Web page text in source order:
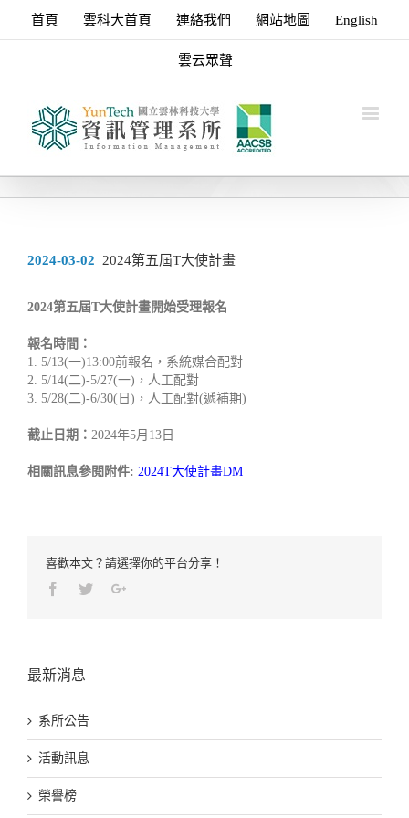
首頁 雲科大首頁 連絡我們 網站地圖 English
雲云眾聲
2024-03-02 2024第五屆T大使計畫
2024第五屆T大使計畫開始受理報名
報名時間：
1. 5/13(一)13:00前報名，系統媒合配對
2. 5/14(二)-5/27(一)，人工配對
3. 5/28(二)-6/30(日)，人工配對(遞補期)
截止日期： 2024年5月13日
相關訊息參閱附件: 2024T大使計畫DM
喜歡本文？請選擇你的平台分享！
Facebook
TwitterGoogle+
最新消息
系所公告
活動訊息
榮譽榜